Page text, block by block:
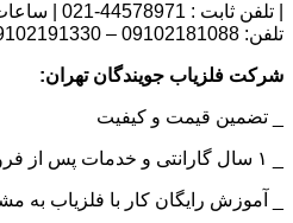
| تلفن ثابت : 44578971-021 | ساعات تماس همه روزه 9 الی 18
تلفن: 09102181088 – 09102191330
شرکت فلزیاب جویندگان تهران:
_ تضمین قیمت و کیفیت
_ آموزش رایگان کار با فلزیاب به